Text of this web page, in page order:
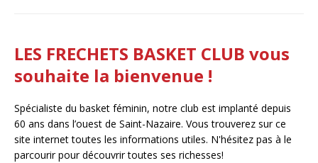
LES FRECHETS BASKET CLUB vous
souhaite la bienvenue !
Spécialiste du basket féminin, notre club est implanté depuis
60 ans dans l’ouest de Saint-Nazaire. Vous trouverez sur ce
site internet toutes les informations utiles. N'hésitez pas à le
parcourir pour découvrir toutes ses richesses!